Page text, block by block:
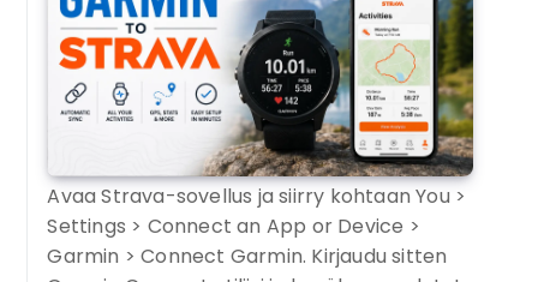
Avaa Strava-sovellus ja siirry kohtaan You >
Settings > Connect an App or Device >
Garmin > Connect Garmin. Kirjaudu sitten